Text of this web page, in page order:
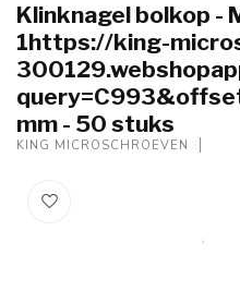
Klinknagel bolkop -
1https://king-
mm - 50 stuks
KING MICROSCHROEVEN